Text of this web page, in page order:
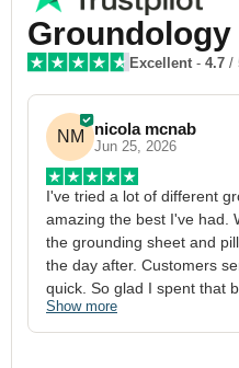
Groundology
Excellent - 4.7 /
NM nicola mcnab
Jun 25, 2026
I've tried a lot of different
amazing the best I've had.
the grounding sheet and
the day after. Customers
quick. So glad I spent that
money xx
Show more